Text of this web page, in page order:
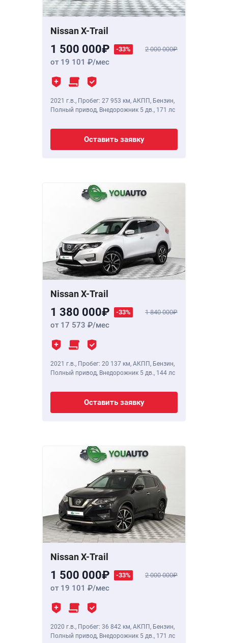
Nissan X-Trail
1 500 000 -33% 2 000 000
от 19 101 /мес
2021 г.в., Пробег: 27 953 км, АКПП, Бензин,
Полный привод, Внедорожник 5 дв., 171 лс
Оставить заявку
Nissan X-Trail
1 380 000 -33% 1 840 000
от 17 573 /мес
2021 г.в., Пробег: 20 137 км, АКПП, Бензин,
Полный привод, Внедорожник 5 дв., 144 лс
Оставить заявку
Nissan X-Trail
1 500 000 -33% 2 000 000
от 19 101 /мес
2020 г.в., Пробег: 36 842 км, АКПП, Бензин,
Полный привод, Внедорожник 5 дв., 171 лс